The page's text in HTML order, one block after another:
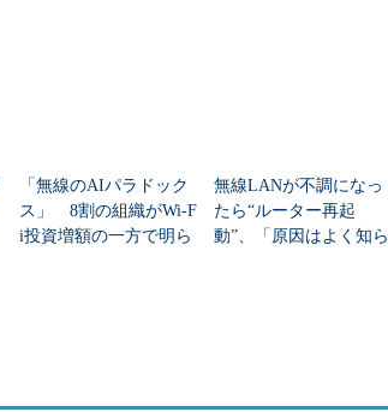
「無線のAIパラドック
ス」 8割の組織がWi-F
i投資増額の一方で明ら
無線LANが不調になっ
たら“ルーター再起
動”、「原因はよく知ら